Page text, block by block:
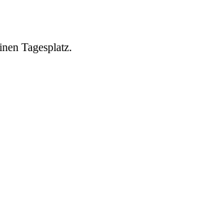
Tagesplatz.